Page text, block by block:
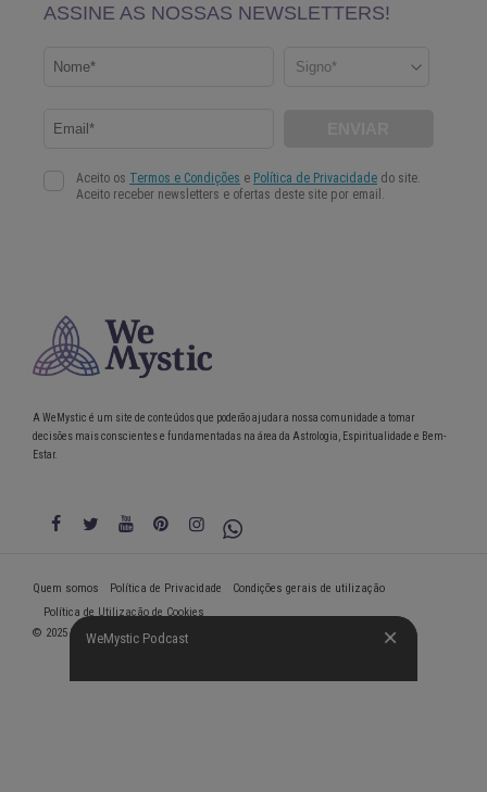
WeMystic Podcast
A WeMystic é um site de conteúdos que poderão ajudar a nossa comunidade a tomar
decisões mais conscientes e fundamentadas na área da Astrologia, Espiritualidade e Bem-
Estar.
WeMystic Podcast
Quem somos Política de Privacidade
Condições gerais de utilização
Política de Utilização de Cookies
© 2025 WeMystic - Feito por nós, com ♥